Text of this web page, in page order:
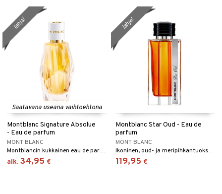
Saatavana useana vaihtoehtona
Montblanc Signature Absolue
- Eau de parfum
MONT BLANC
Montblancin kukkainen eau de parfum
alk. 34,95 €
lahja!
Montblanc Star Oud - Eau de
parfum
MONT BLANC
Ikoninen, oud- ja meripihkantuoksuinen eau de parfum Montblancilta.
119,95 €
lahja!